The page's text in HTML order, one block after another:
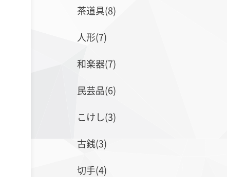
茶道具(8)
人形(7)
和楽器(7)
民芸品(6)
こけし(3)
古銭(3)
切手(4)